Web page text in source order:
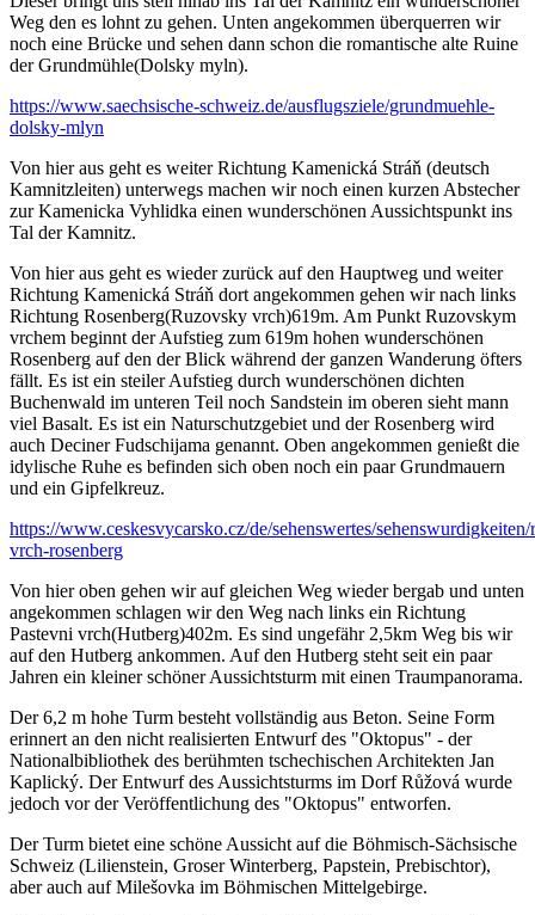
Weg den es lohnt zu gehen. Unten angekommen überquerren wir
noch eine Brücke und sehen dann schon die romantische alte Ruine
der Grundmühle(Dolsky myln).
https://www.saechsische-schweiz.de/ausflugsziele/grundmuehle-
dolsky-mlyn
Von hier aus geht es weiter Richtung Kamenická Stráň (deutsch
Kamnitzleiten) unterwegs machen wir noch einen kurzen Abstecher
zur Kamenicka Vyhlidka einen wunderschönen Aussichtspunkt ins
Tal der Kamnitz.
Von hier aus geht es wieder zurück auf den Hauptweg und weiter
Richtung Kamenická Stráň dort angekommen gehen wir nach links
Richtung Rosenberg(Ruzovsky vrch)619m. Am Punkt Ruzovskym
vrchem beginnt der Aufstieg zum 619m hohen wunderschönen
Rosenberg auf den der Blick während der ganzen Wanderung öfters
fällt. Es ist ein steiler Aufstieg durch wunderschönen dichten
Buchenwald im unteren Teil noch Sandstein im oberen sieht mann
viel Basalt. Es ist ein Naturschutzgebiet und der Rosenberg wird
auch Deciner Fudschijama genannt. Oben angekommen genießt die
idylische Ruhe es befinden sich oben noch ein paar Grundmauern
und ein Gipfelkreuz.
https://www.ceskesvycarsko.cz/de/sehenswertes/
vrch-rosenberg
Von hier oben gehen wir auf gleichen Weg wieder bergab und unten
angekommen schlagen wir den Weg nach links ein Richtung
Pastevni vrch(Hutberg)402m. Es sind ungefähr 2,5km Weg bis wir
auf den Hutberg ankommen. Auf den Hutberg steht seit ein paar
Jahren ein kleiner schöner Aussichtsturm mit einen Traumpanorama.
Der 6,2 m hohe Turm besteht vollständig aus Beton. Seine Form
erinnert an den nicht realisierten Entwurf des "Oktopus" - der
Nationalbibliothek des berühmten tschechischen Architekten Jan
Kaplický. Der Entwurf des Aussichtsturms im Dorf Růžová wurde
jedoch vor der Veröffentlichung des "Oktopus" entworfen.
Der Turm bietet eine schöne Aussicht auf die Böhmisch-Sächsische
Schweiz (Lilienstein, Groser Winterberg, Papstein, Prebischtor),
aber auch auf Milešovka im Böhmischen Mittelgebirge.